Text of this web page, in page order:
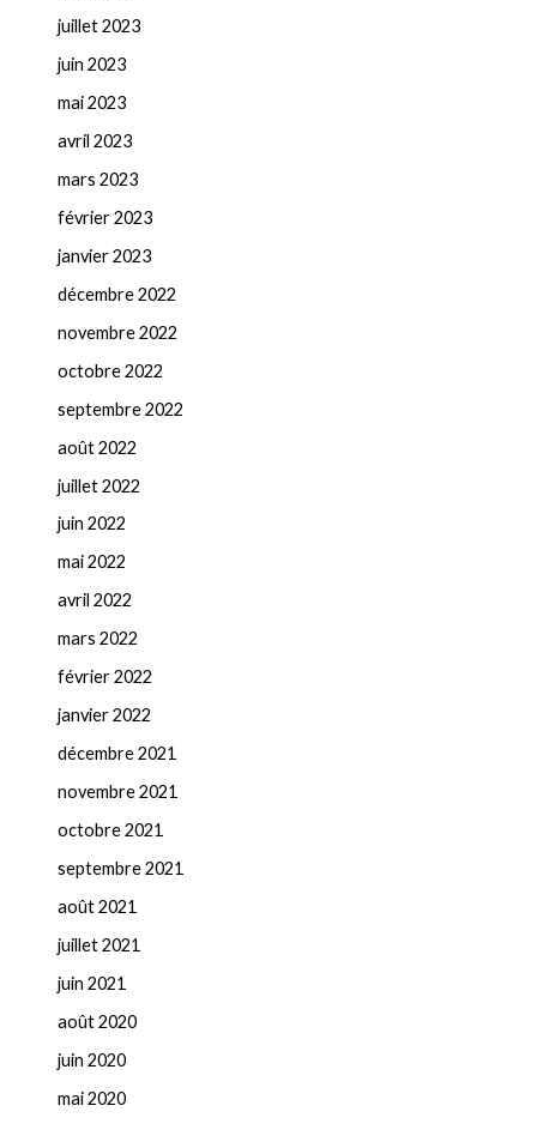
juillet 2023
juin 2023
mai 2023
avril 2023
mars 2023
février 2023
janvier 2023
décembre 2022
novembre 2022
octobre 2022
septembre 2022
août 2022
juillet 2022
juin 2022
mai 2022
avril 2022
mars 2022
février 2022
janvier 2022
décembre 2021
novembre 2021
octobre 2021
septembre 2021
août 2021
juillet 2021
juin 2021
août 2020
juin 2020
mai 2020